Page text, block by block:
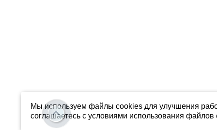
Мы используем файлы cookies для улучшения
соглашаетесь с условиями использования файлов